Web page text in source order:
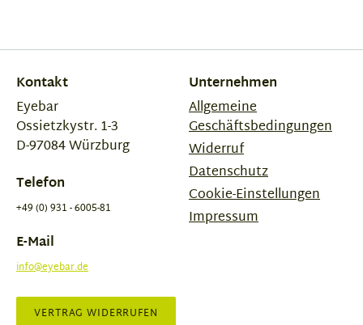
Kontakt
Eyebar
Ossietzkystr. 1-3
D-97084 Würzburg
Telefon
+49 (0) 931 - 6005-81
E-Mail
info@eyebar.de
VERTRAG WIDERRUFEN
Unternehmen
Allgemeine
Geschäftsbedingungen
Widerruf
Datenschutz
Cookie-Einstellungen
Impressum